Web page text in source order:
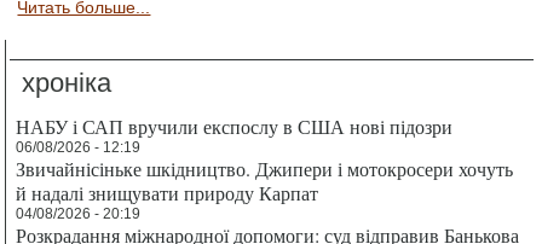
Читать больше...
хроніка
НАБУ і САП вручили експослу в США нові підозри
06/08/2026 - 12:19
Звичайнісіньке шкідництво. Джипери і мотокросери хочуть
й надалі знищувати природу Карпат
04/08/2026 - 20:19
Розкрадання міжнародної допомоги: суд відправив Банькова